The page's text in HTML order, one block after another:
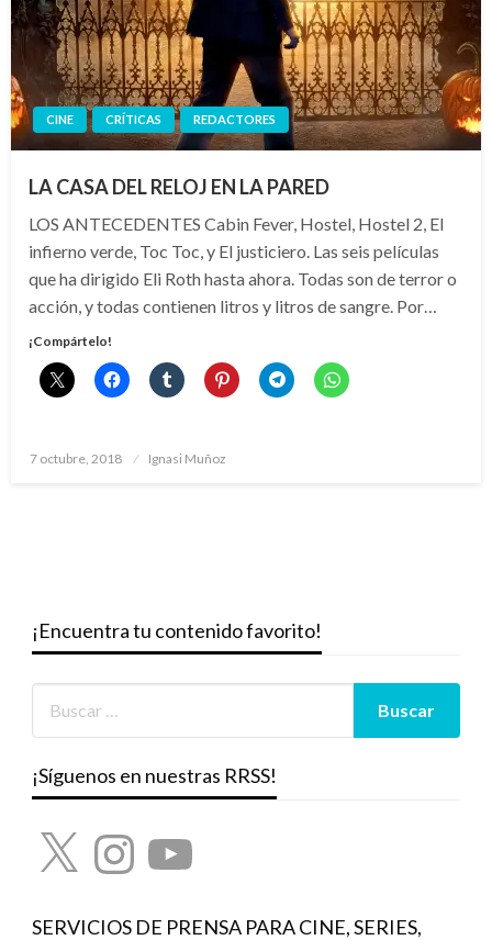
CINE CRÍTICAS REDACTORES
LA CASA DEL RELOJ EN LA PARED
LOS ANTECEDENTES Cabin Fever, Hostel, Hostel 2, El
infierno verde, Toc Toc, y El justiciero. Las seis películas
que ha dirigido Eli Roth hasta ahora. Todas son de terror o
acción, y todas contienen litros y litros de sangre. Por…
¡Compártelo!
Publicado
7 octubre, 2018 Ignasi Muñoz
¡Encuentra tu contenido favorito!
¡Síguenos en nuestras RRSS!
X InstagramYouTube
SERVICIOS DE PRENSA PARA CINE, SERIES,